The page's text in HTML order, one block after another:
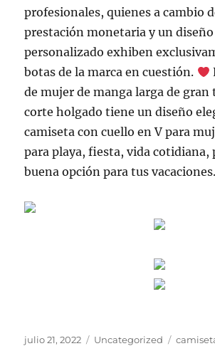
profesionales, quienes a cambio
prestación monetaria y un diseño
personalizado exhiben
botas de la marca en cuestión.
de mujer de manga larga de gran
corte holgado tiene un diseño
camiseta con cuello en V para
para playa, fiesta, vida cotidiana,
buena opción para tus vacaciones.
Publicado
julio 21, 2022 Categorías
Uncategorized